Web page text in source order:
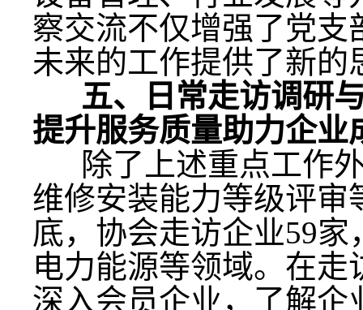
察交流不仅增强了党支
未来的工作提供了新的
五、日常走访调研
提升服务质量助力企业
除了上述重点工作外
维修安装能力等级评审
底，协会走访企业59
电力能源等领域。在
深入会员企业，了解企